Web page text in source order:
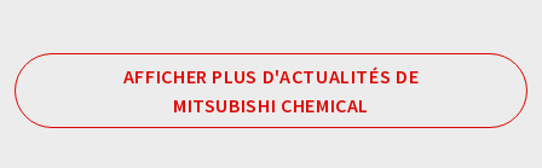
AFFICHER PLUS D'ACTUALITÉS DE
MITSUBISHI CHEMICAL